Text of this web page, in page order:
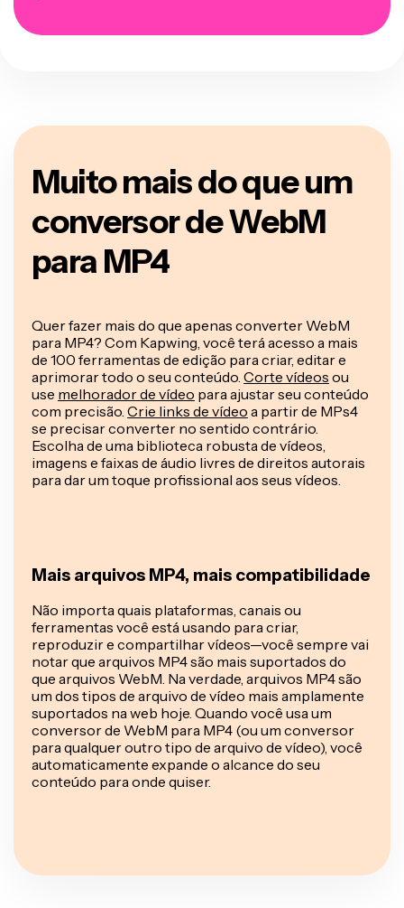
Muito mais do que um
conversor de WebM
para MP4
Quer fazer mais do que apenas converter WebM
para MP4? Com Kapwing, você terá acesso a mais
de 100 ferramentas de edição para criar, editar e
aprimorar todo o seu conteúdo. Corte vídeos ou
use melhorador de vídeo para ajustar seu conteúdo
com precisão. Crie links de vídeo a partir de MPs4
se precisar converter no sentido contrário.
Escolha de uma biblioteca robusta de vídeos,
imagens e faixas de áudio livres de direitos autorais
para dar um toque profissional aos seus vídeos.
Mais arquivos MP4, mais compatibilidade
Não importa quais plataformas, canais ou
ferramentas você está usando para criar,
reproduzir e compartilhar vídeos—você sempre vai
notar que arquivos MP4 são mais suportados do
que arquivos WebM. Na verdade, arquivos MP4 são
um dos tipos de arquivo de vídeo mais amplamente
suportados na web hoje. Quando você usa um
conversor de WebM para MP4 (ou um conversor
para qualquer outro tipo de arquivo de vídeo), você
automaticamente expande o alcance do seu
conteúdo para onde quiser.